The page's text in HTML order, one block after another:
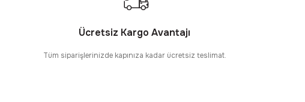
Ücretsiz Kargo Avantajı
Tüm siparişlerinizde kapınıza kadar ücretsiz teslimat.